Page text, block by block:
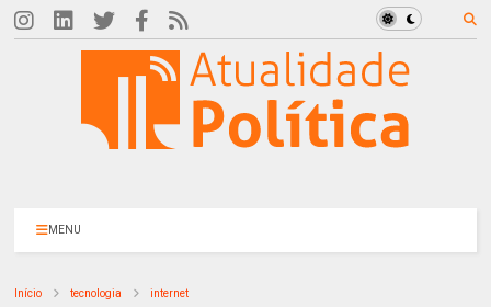
MENU
Início tecnologia internet